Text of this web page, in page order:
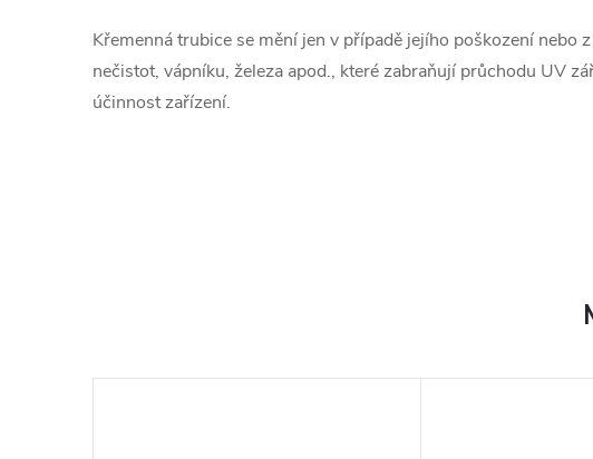
Křemenná trubice se mění jen v případě jejího poškození nebo
nečistot, vápníku, železa apod., které zabraňují průchodu UV
účinnost zařízení.